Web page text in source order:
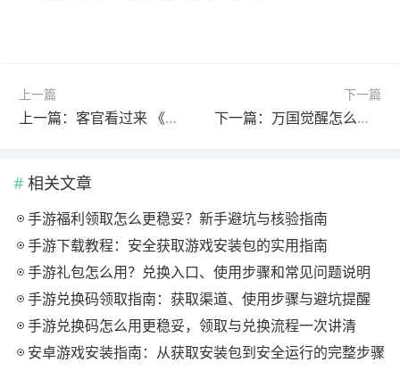
上一篇
上一篇：客官看过来 《战龙酒馆》五大特色盘点
下一篇
下一篇：万国觉醒怎么采高等级物资
相关文章
手游福利领取怎么更稳妥？新手避坑与核验指南
手游下载教程：安全获取游戏安装包的实用指南
手游礼包怎么用？兑换入口、使用步骤和常见问题说明
手游兑换码领取指南：获取渠道、使用步骤与避坑提醒
手游兑换码怎么用更稳妥，领取与兑换流程一次讲清
安卓游戏安装指南：从获取安装包到安全运行的完整步骤